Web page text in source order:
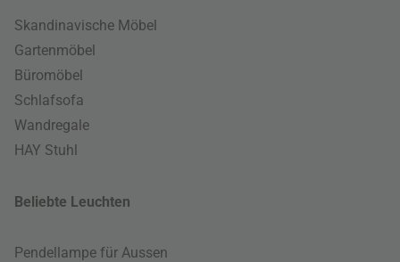
Skandinavische Möbel
Gartenmöbel
Büromöbel
Schlafsofa
Wandregale
HAY Stuhl
Beliebte Leuchten
Pendellampe für Aussen